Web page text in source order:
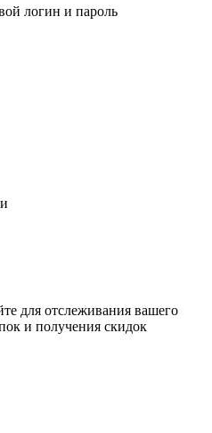
логин и пароль
для отслеживания вашего
и получения скидок